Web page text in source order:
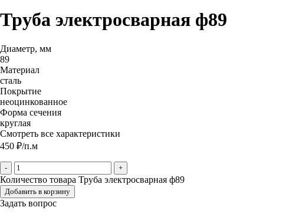
Труба электросварная ф89
Диаметр, мм
89
Материал
сталь
Покрытие
неоцинкованное
Форма сечения
круглая
Смотреть все характеристики
450 ₽/п.м
- +
Количество товара Труба электросварная ф89
Добавить в корзину
Задать вопрос